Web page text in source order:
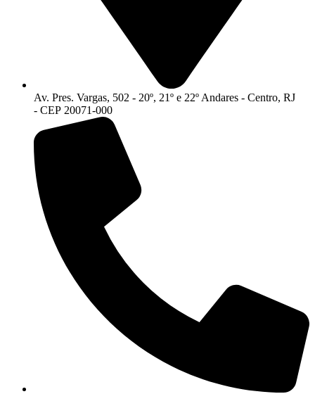
Av. Pres. Vargas, 502 - 20º, 21º e 22º Andares - Centro, RJ
- CEP 20071-000